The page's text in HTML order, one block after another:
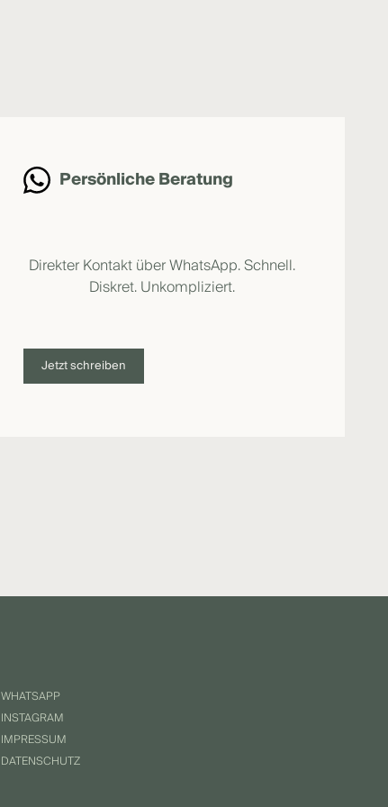
Persönliche Beratung
Direkter Kontakt über WhatsApp. Schnell.
Diskret. Unkompliziert.
Jetzt schreiben
WHATSAPP
INSTAGRAM
IMPRESSUM
DATENSCHUTZ